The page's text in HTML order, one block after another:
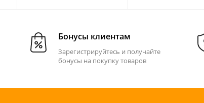
Бонусы клиентам
Зарегистрируйтесь и получайте
бонусы на покупку товаров